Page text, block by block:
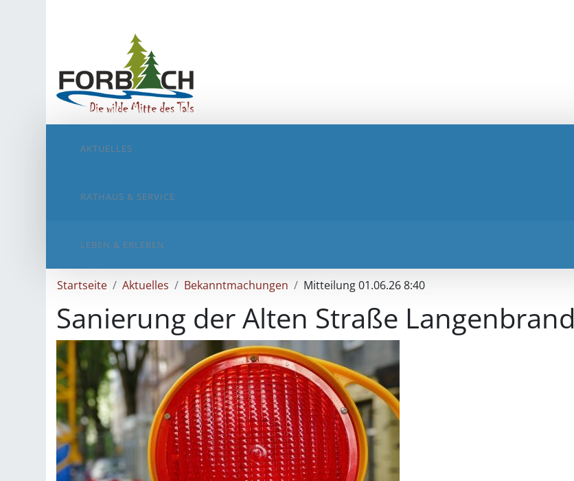
AKTUELLES
RATHAUS & SERVICE
LEBEN & ERLEBEN
Startseite Aktuelles Bekanntmachungen Mitteilung 01.06.26 8:40
Sanierung der Alten Straße Langenbrand